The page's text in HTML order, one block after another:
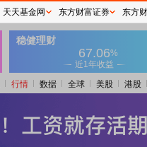
行情 数据 全球 美股 港股
天天基金网 东方财富证券 东方